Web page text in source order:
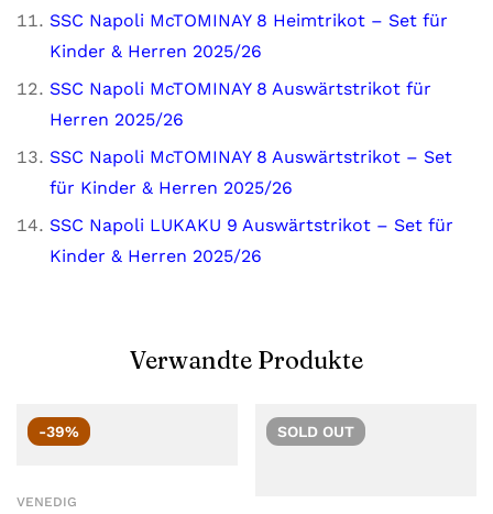
SSC Napoli McTOMINAY 8 Heimtrikot – Set für
Kinder & Herren 2025/26
SSC Napoli McTOMINAY 8 Auswärtstrikot für
Herren 2025/26
SSC Napoli McTOMINAY 8 Auswärtstrikot – Set
für Kinder & Herren 2025/26
SSC Napoli LUKAKU 9 Auswärtstrikot – Set für
Kinder & Herren 2025/26
Verwandte Produkte
-39%
VENEDIG
SOLD OUT